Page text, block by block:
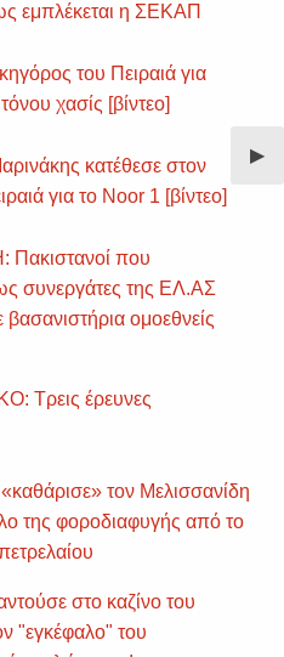
▶︎
εμπλέκεται η ΣΕΚΑΠ
του Πειραιά για
χασίς [βίντεο]
κατέθεσε στον
για το Noor 1 [βίντεο]
που
συνεργάτες της ΕΛ.ΑΣ
ομοεθνείς
Τρεις έρευνες
τον Μελισσανίδη
της φοροδιαφυγής από το
στο καζίνο του
"εγκέφαλο" του